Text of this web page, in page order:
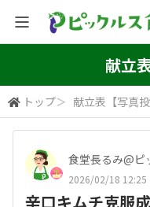
献立
トップ＞ 献立表【写真投
食堂長るみ@ピ
2026/02/18 12:25
辛口キムチ克服